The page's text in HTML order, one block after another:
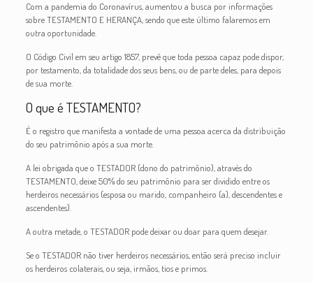
Com a pandemia do Coronavírus, aumentou a busca por informações
sobre TESTAMENTO E HERANÇA, sendo que este último falaremos em
outra oportunidade.
O Código Civil em seu artigo 1857, prevê que toda pessoa capaz pode dispor,
por testamento, da totalidade dos seus bens, ou de parte deles, para depois
de sua morte.
O que é TESTAMENTO?
É o registro que manifesta a vontade de uma pessoa acerca da distribuição
do seu patrimônio após a sua morte.
A lei obrigada que o TESTADOR (dono do patrimônio), através do
TESTAMENTO, deixe 50% do seu patrimônio para ser dividido entre os
herdeiros necessários (esposa ou marido, companheiro (a), descendentes e
ascendentes).
A outra metade, o TESTADOR pode deixar ou doar para quem desejar.
Se o TESTADOR não tiver herdeiros necessários, então será preciso incluir
os herdeiros colaterais, ou seja, irmãos, tios e primos.